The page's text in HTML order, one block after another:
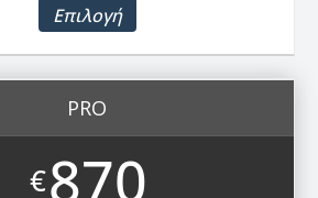
Επιλογή
PRO
€870